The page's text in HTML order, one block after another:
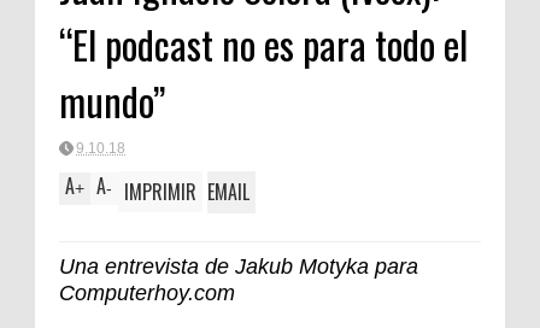
“El podcast no es para todo el
mundo”
9.10.18
A+ A- IMPRIMIR EMAIL
Una entrevista de Jakub Motyka para
Computerhoy.com